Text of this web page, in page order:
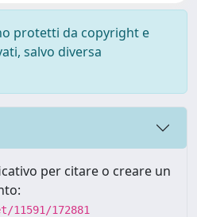
protetti da copyright e
salvo diversa
per citare o creare un
172881